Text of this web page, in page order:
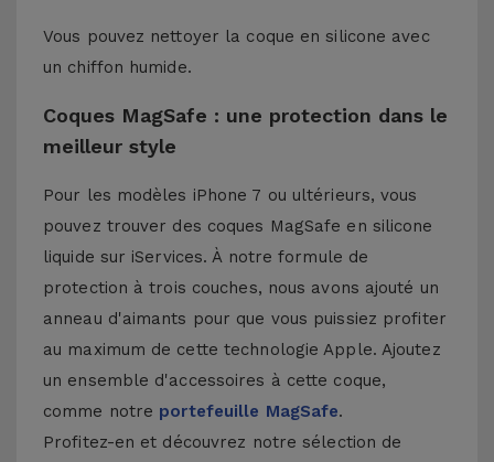
Vous pouvez nettoyer la coque en silicone avec
un chiffon humide.
Coques MagSafe : une protection dans le
meilleur style
Pour les modèles iPhone 7 ou ultérieurs, vous
pouvez trouver des coques MagSafe en silicone
liquide sur iServices. À notre formule de
protection à trois couches, nous avons ajouté un
anneau d'aimants pour que vous puissiez profiter
au maximum de cette technologie Apple. Ajoutez
un ensemble d'accessoires à cette coque,
comme notre portefeuille MagSafe.
Profitez-en et découvrez notre sélection de